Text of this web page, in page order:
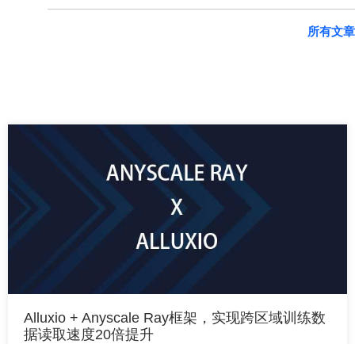
所有文章
Alluxio + Anyscale Ray框架，实现跨区域训练数
据读取速度20倍提升